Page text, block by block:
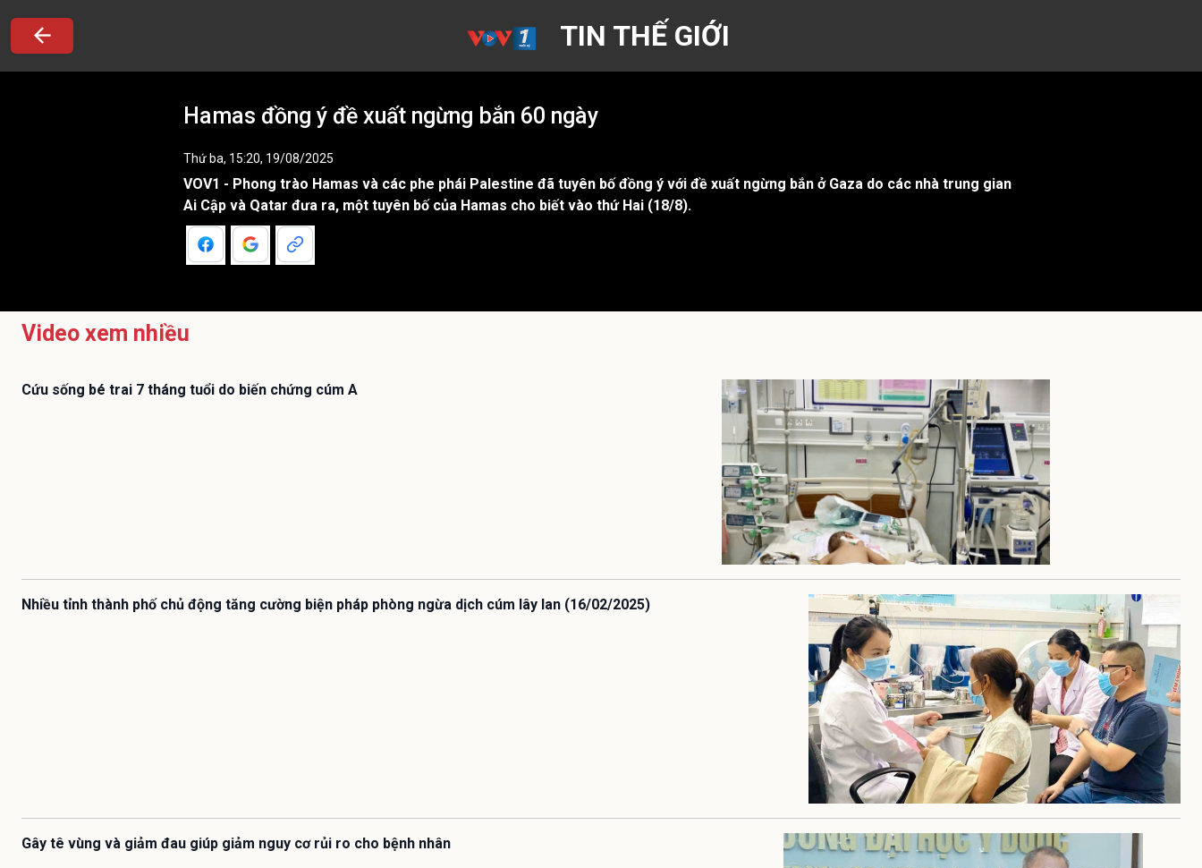
TIN THẾ GIỚI
Hamas đồng ý đề xuất ngừng bắn 60 ngày
Thứ ba, 15:20, 19/08/2025
VOV1 - Phong trào Hamas và các phe phái Palestine đã tuyên bố đồng ý với đề xuất ngừng bắn ở Gaza do các nhà trung gian
Ai Cập và Qatar đưa ra, một tuyên bố của Hamas cho biết vào thứ Hai (18/8).
Video xem nhiều
Cứu sống bé trai 7 tháng tuổi do biến chứng cúm A
Nhiều tỉnh thành phố chủ động tăng cường biện pháp phòng ngừa dịch cúm lây lan (16/02/2025)
Gây tê vùng và giảm đau giúp giảm nguy cơ rủi ro cho bệnh nhân